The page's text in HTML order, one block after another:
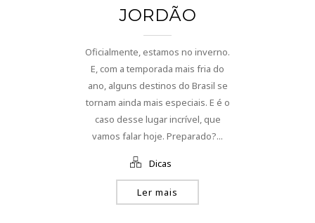
JORDÃO
Oficialmente, estamos no inverno.
E, com a temporada mais fria do
ano, alguns destinos do Brasil se
tornam ainda mais especiais. E é o
caso desse lugar incrível, que
vamos falar hoje. Preparado?...
Dicas
Ler mais